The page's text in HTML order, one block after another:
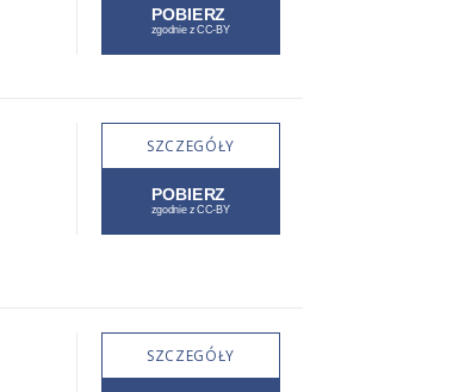
SZCZEGÓŁY
SZCZEGÓŁY